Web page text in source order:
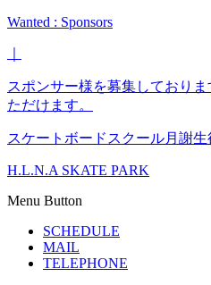
Wanted : Sponsors
スポンサー様を募集しており
ただけます。
スケートボードスクール月謝生
H.L.N.A SKATE PARK
Menu Button
SCHEDULE
MAIL
TELEPHONE